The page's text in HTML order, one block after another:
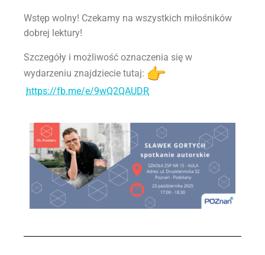
Wstęp wolny! Czekamy na wszystkich miłośników
dobrej lektury!
Szczegóły i możliwość oznaczenia się w
wydarzeniu znajdziecie tutaj:
https://fb.me/e/9wQ2QAUDR